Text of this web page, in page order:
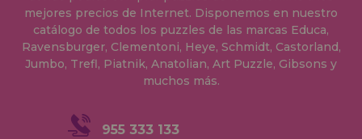
mejores precios de Internet. Disponemos en nuestro
catálogo de todos los puzzles de las marcas Educa,
Ravensburger, Clementoni, Heye, Schmidt, Castorland,
Jumbo, Trefl, Piatnik, Anatolian, Art Puzzle, Gibsons y
muchos más.
955 333 133